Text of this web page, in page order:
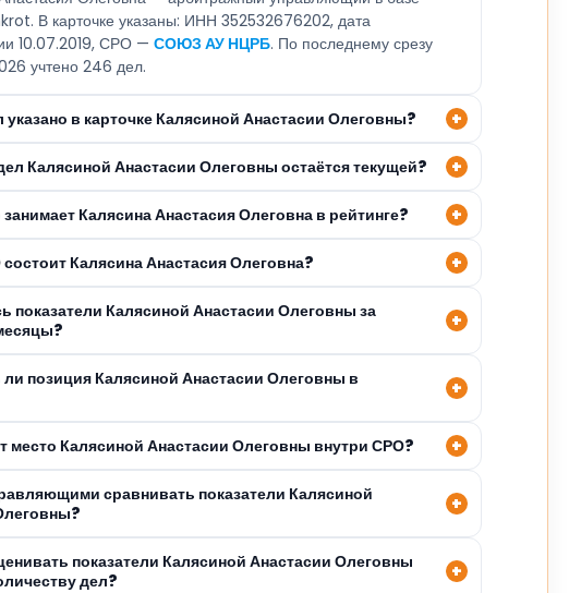
В карточке указаны: ИНН 352532676202, дата
10.07.2019, СРО — СОЮЗ АУ НЦРБ. По последнему срезу
учтено 246 дел.
указано в карточке Калясиной Анастасии Олеговны?
Калясиной Анастасии Олеговны остаётся текущей?
Калясина Анастасия Олеговна в рейтинге?
Калясина Анастасия Олеговна?
показатели Калясиной Анастасии Олеговны за
позиция Калясиной Анастасии Олеговны в
место Калясиной Анастасии Олеговны внутри СРО?
сравнивать показатели Калясиной
показатели Калясиной Анастасии Олеговны
дел?